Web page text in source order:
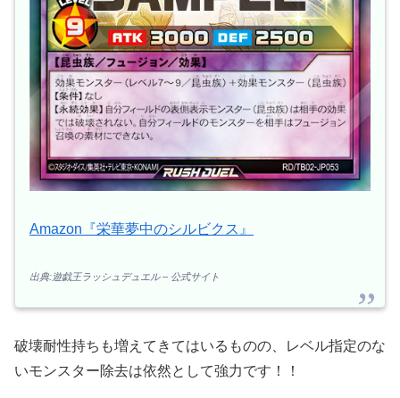
Amazon『栄華夢中のシルビクス』
出典:遊戯王ラッシュデュエル – 公式サイト
破壊耐性持ちも増えてきてはいるものの、レベル指定のな
いモンスター除去は依然として強力です！！